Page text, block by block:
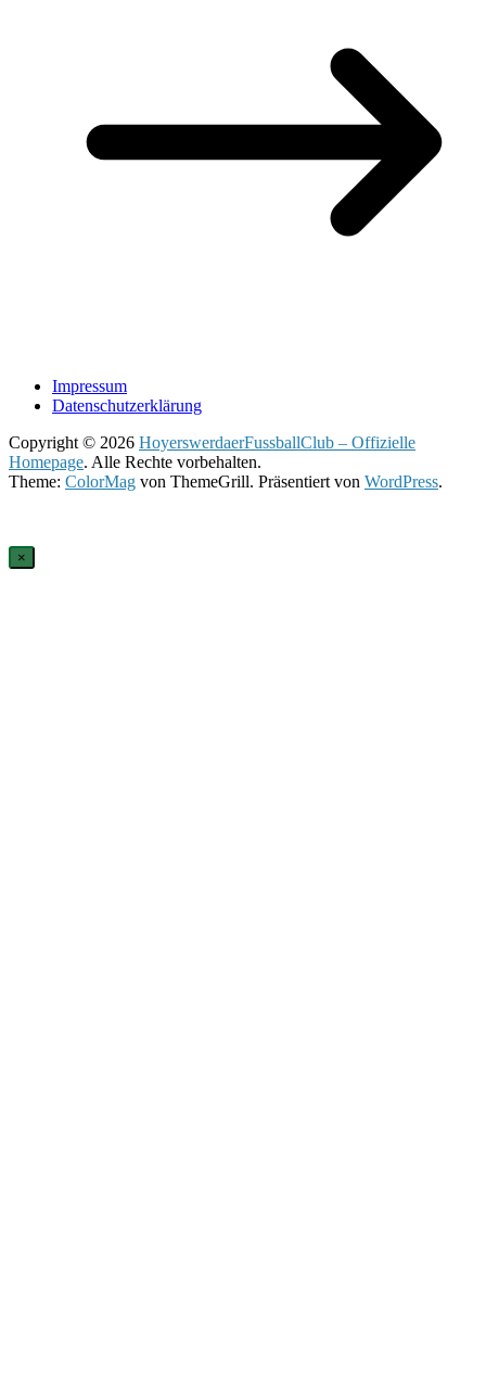
Impressum
Datenschutzerklärung
Copyright © 2026 HoyerswerdaerFussballClub – Offizielle
Homepage. Alle Rechte vorbehalten.
Theme: ColorMag von ThemeGrill. Präsentiert von WordPress.
×